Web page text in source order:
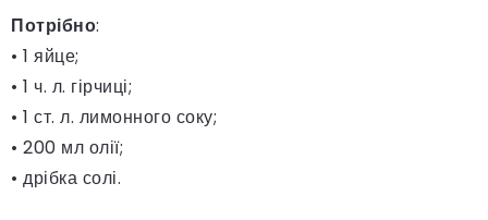
Потрібно:
• 1 яйце;
• 1 ч. л. гірчиці;
• 1 ст. л. лимонного соку;
• 200 мл олії;
• дрібка солі.